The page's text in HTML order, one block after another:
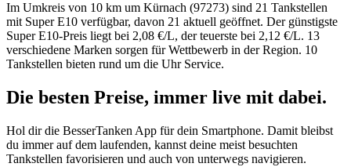
Im Umkreis von 10 km um Kürnach (97273) sind 21 Tankstellen
mit Super E10 verfügbar, davon 21 aktuell geöffnet. Der günstigste
Super E10-Preis liegt bei 2,08 €/L, der teuerste bei 2,12 €/L. 13
verschiedene Marken sorgen für Wettbewerb in der Region. 10
Tankstellen bieten rund um die Uhr Service.
Die besten Preise, immer live mit dabei.
Hol dir die BesserTanken App für dein Smartphone. Damit bleibst
du immer auf dem laufenden, kannst deine meist besuchten
Tankstellen favorisieren und auch von unterwegs navigieren.